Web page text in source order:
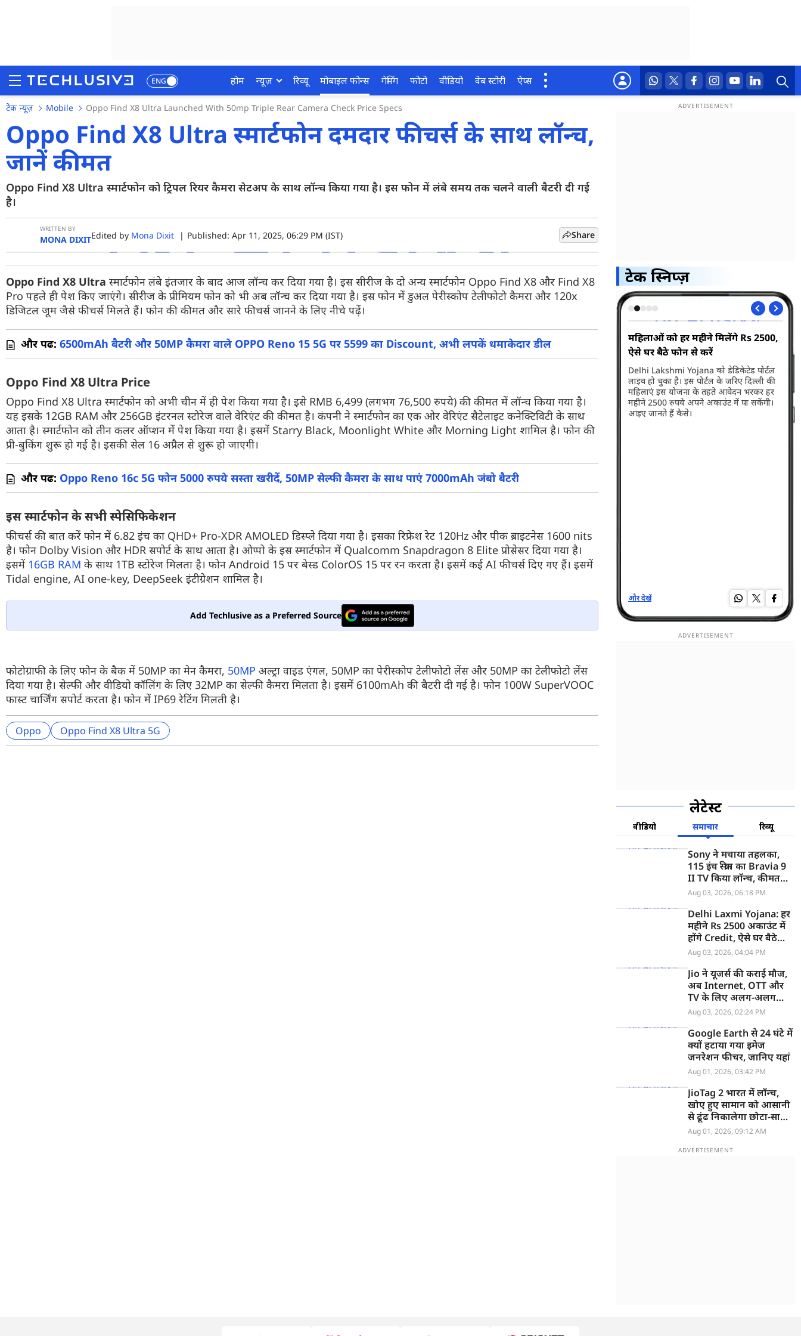
ENG होम न्यूज़ रिव्यू मोबाइल फोन्स गेमिंग फोटो वीडियो वेब स्टोरी ऐप्स
होम
न्यूज़
रिव्यू
मोबाइल फोन्स
गेमिंग
वीडियो
वेब स्टोरी
ऐप्स
डील्स
टेक न्यूज़ Mobile Oppo Find X8 Ultra Launched With 50mp Triple Rear Camera Check Price Specs
Oppo Find X8 Ultra स्मार्टफोन दमदार फीचर्स के साथ लॉन्च,
जानें कीमत
Oppo Find X8 Ultra स्मार्टफोन को ट्रिपल रियर कैमरा सेटअप के साथ लॉन्च किया गया है। इस फोन में लंबे समय तक चलने वाली बैटरी दी गई
है।
WRITTEN BY
MONA DIXITEdited by Mona Dixit | Published: Apr 11, 2025, 06:29 PM (IST) Share
Oppo Find X8 Ultra स्मार्टफोन लंबे इंतजार के बाद आज लॉन्च कर दिया गया है। इस सीरीज के दो अन्य स्मार्टफोन Oppo Find X8 और Find X8
Pro पहले ही पेश किए जाएंगे। सीरीज के प्रीमियम फोन को भी अब लॉन्च कर दिया गया है। इस फोन में डुअल पेरीस्कोप टेलीफोटो कैमरा और 120x
डिजिटल जूम जैसे फीचर्स मिलते हैं। फोन की कीमत और सारे फीचर्स जानने के लिए नीचे पढ़ें।
और पढें: 6500mAh बैटरी और 50MP कैमरा वाले OPPO Reno 15 5G पर 5599 का Discount, अभी लपकें धमाकेदार डील
Oppo Find X8 Ultra Price
Oppo Find X8 Ultra स्मार्टफोन को अभी चीन में ही पेश किया गया है। इसे RMB 6,499 (लगभग 76,500 रुपये) की कीमत में लॉन्च किया गया है।
यह इसके 12GB RAM और 256GB इंटरनल स्टोरेज वाले वेरिएंट की कीमत है। कंपनी ने स्मार्टफोन का एक ओर वेरिएंट सैटेलाइट कनेक्टिविटी के साथ
आता है। स्मार्टफोन को तीन कलर ऑप्शन में पेश किया गया है। इसमें Starry Black, Moonlight White और Morning Light शामिल है। फोन की
प्री-बुकिंग शुरू हो गई है। इसकी सेल 16 अप्रैल से शुरू हो जाएगी।
और पढें: Oppo Reno 16c 5G फोन 5000 रुपये सस्ता खरीदें, 50MP सेल्फी कैमरा के साथ पाएं 7000mAh जंबो बैटरी
इस स्मार्टफोन के सभी स्पेसिफिकेशन
फीचर्स की बात करें फोन में 6.82 इंच का QHD+ Pro-XDR AMOLED डिस्प्ले दिया गया है। इसका रिफ्रेश रेट 120Hz और पीक ब्राइटनेस 1600 nits
है। फोन Dolby Vision और HDR सपोर्ट के साथ आता है। ओप्पो के इस स्मार्टफोन में Qualcomm Snapdragon 8 Elite प्रोसेसर दिया गया है।
इसमें 16GB RAM के साथ 1TB स्टोरेज मिलता है। फोन Android 15 पर बेस्ड ColorOS 15 पर रन करता है। इसमें कई AI फीचर्स दिए गए हैं। इसमें
Tidal engine, AI one-key, DeepSeek इंटीग्रेशन शामिल है।
Add Techlusive as a Preferred Source
फोटोग्राफी के लिए फोन के बैक में 50MP का मेन कैमरा, 50MP अल्ट्रा वाइड एंगल, 50MP का पेरीस्कोप टेलीफोटो लेंस और 50MP का टेलीफोटो लेंस
दिया गया है। सेल्फी और वीडियो कॉलिंग के लिए 32MP का सेल्फी कैमरा मिलता है। इसमें 6100mAh की बैटरी दी गई है। फोन 100W SuperVOOC
फास्ट चार्जिंग सपोर्ट करता है। फोन में IP69 रेटिंग मिलती है।
Oppo Oppo Find X8 Ultra 5G
टेक स्निप्ज़
Fortuner की कीमत में Sony का नया TV
लॉन्च
दिया गया है। यहां जानें इस टीवी की कीमत व
फीचर्स से जुड़ी डिटेल्स।
महिलाओं को हर महीने मिलेंगे Rs 2500,
ऐसे घर बैठे फोन से करें
Delhi Lakshmi Yojana को डेडिकेटेड पोर्टल
लाइव हो चुका है। इस पोर्टल के जरिए दिल्ली की
महिलाएं इस योजना के तहते आवेदन भरकर हर
महीने 2500 रुपये अपने अकाउंट में पा सकेंगी।
आइए जानते हैं कैसे।
और देखें
लेटेस्ट
वीडियो समाचार रिव्यू
Sony ने मचाया तहलका,
115 इंच स्क्रीन का Bravia 9
II TV किया लॉन्च, कीमत
सुनकर उड़ जाएंगे होश
Aug 03, 2026, 06:18 PM
Delhi Laxmi Yojana: हर
महीने Rs 2500 अकाउंट में
होंगे Credit, ऐसे घर बैठे
फोन से करें Online Apply
Aug 03, 2026, 04:04 PM
Jio ने यूजर्स की कराई मौज,
अब Internet, OTT और
TV के लिए अलग-अलग
रिचार्ज नहीं, 1 प्लान में पाएं
Aug 03, 2026, 02:24 PM
Google Earth से 24 घंटे में
क्यों हटाया गया इमेज
जनरेशन फीचर, जानिए यहां
Aug 01, 2026, 03:42 PM
JioTag 2 भारत में लॉन्च,
खोए हुए सामान को आसानी
से ढूंढ निकालेगा छोटा-सा
ट्रैकर
Aug 01, 2026, 09:12 AM